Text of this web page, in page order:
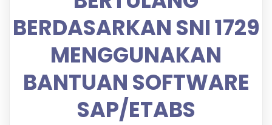
BERDASARKAN SNI 1729
MENGGUNAKAN
BANTUAN SOFTWARE
SAP/ETABS